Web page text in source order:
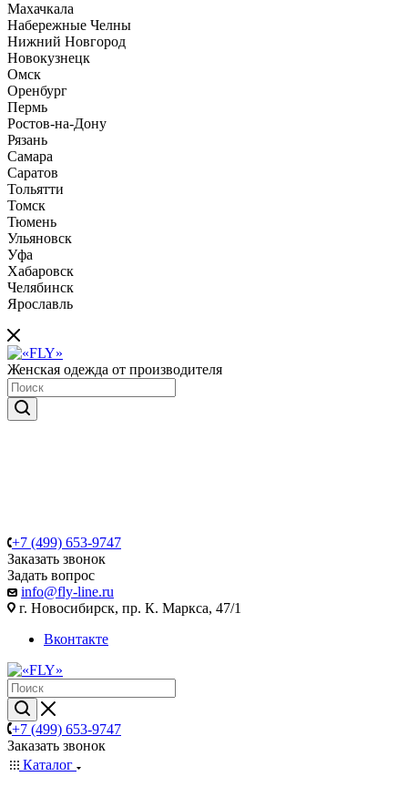
Махачкала
Набережные Челны
Нижний Новгород
Новокузнецк
Омск
Оренбург
Пермь
Ростов-на-Дону
Рязань
Самара
Саратов
Тольятти
Томск
Тюмень
Ульяновск
Уфа
Хабаровск
Челябинск
Ярославль
Женская одежда от производителя
+7 (499) 653-9747
Заказать звонок
Задать вопрос
info@fly-line.ru
г. Новосибирск, пр. К. Маркса, 47/1
Вконтакте
+7 (499) 653-9747
Заказать звонок
Каталог